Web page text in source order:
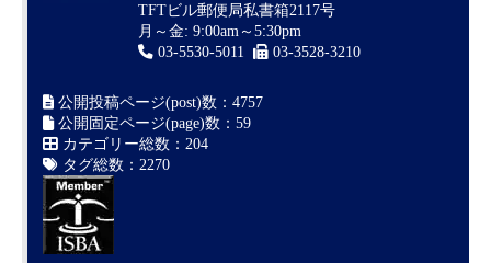
TFTビル郵便局私書箱2117号
月～金: 9:00am～5:30pm
03-5530-5011
03-3528-3210
公開投稿ページ(post)数：4757
公開固定ページ(page)数：59
カテゴリー総数：204
タグ総数：2270